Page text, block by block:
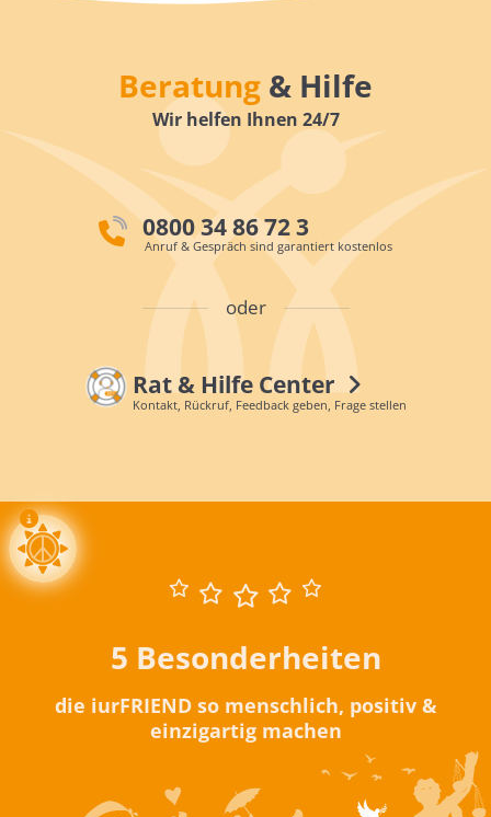
Beratung & Hilfe
Wir helfen Ihnen 24/7
0800 34 86 72 3
Anruf & Gespräch sind garantiert kostenlos
oder
Rat & Hilfe Center
Kontakt, Rückruf, Feedback geben, Frage stellen
5 Besonderheiten
die iurFRIEND so menschlich, positiv &
einzigartig machen